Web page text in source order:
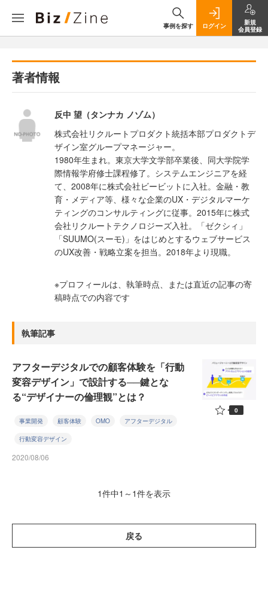
事例を探す ログイン
新規
会員登録
著者情報
反中 望（タンナカ ノゾム）
株式会社リクルートプロダクト統括本部プロダクトデ
ザイン室グループマネージャー。
1980年生まれ。東京大学文学部卒業後、同大学院学
際情報学府修士課程修了。システムエンジニアを経
て、2008年に株式会社ビービットに入社。金融・教
育・メディア等、様々な企業のUX・デジタルマーケ
ティングのコンサルティングに従事。2015年に株式
会社リクルートテクノロジーズ入社。「ゼクシィ」
「SUUMO(スーモ)」をはじめとするウェブサービス
のUX改善・戦略立案を担当。2018年より現職。
※プロフィールは、執筆時点、または直近の記事の寄
稿時点での内容です
執筆記事
アフターデジタルでの顧客体験を「行動
変容デザイン」で設計する──鍵とな
る“デザイナーの倫理観”とは？
事業開発 顧客体験 OMO アフターデジタル
行動変容デザイン
2020/08/06
0
1件中1～1件を表示
戻る